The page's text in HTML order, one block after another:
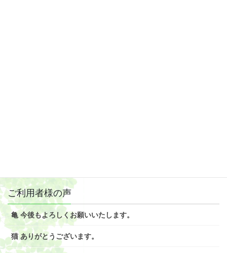
ご利用者様の声
亀 今後もよろしくお願いいたします。
猫 ありがとうございます。